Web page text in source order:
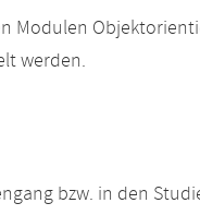
Modulen
werden.
bzw. in den